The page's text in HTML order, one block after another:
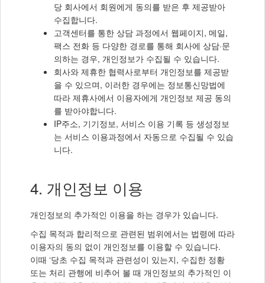
당 회사에서 회원에게 동의를 받은 후 제공받아
수집합니다.
고객센터를 통한 상담 과정에서 웹페이지, 메일,
팩스 전화 등 다양한 경로를 통해 회사에 상담·문
의하는 경우, 개인정보가 수집될 수 있습니다.
회사와 제휴한 협력사로부터 개인정보를 제공받
을 수 있으며, 이러한 경우에는 정보통신망법에
따라 제휴사에서 이용자에게 개인정보 제공 동의
를 받아야합니다.
IP주소, 기기정보, 서비스 이용 기록 등 생성정보
는 서비스 이용과정에서 자동으로 수집될 수 있습
니다.
4. 개인정보 이용
개인정보의 추가적인 이용을 하는 경우가 있습니다.
수집 목적과 합리적으로 관련된 범위에서는 법령에 따라
이용자의 동의 없이 개인정보를 이용할 수 있습니다.
이때 ‘당초 수집 목적과 관련성이 있는지, 수집한 정황
또는 처리 관행에 비추어 볼 때 개인정보의 추가적인 이